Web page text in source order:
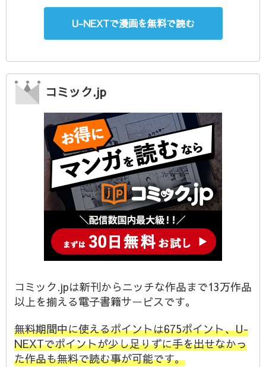
U-NEXTで漫画を無料で読む
コミック.jp
コミック.jpは新刊からニッチな作品まで13万作品
以上を揃える電子書籍サービスです。
無料期間中に使えるポイントは675ポイント、U-
NEXTでポイントが少し足りずに手を出せなかっ
た作品も無料で読む事が可能です。